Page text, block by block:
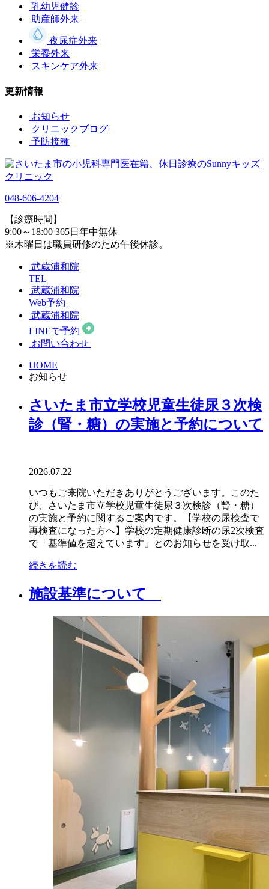
乳幼児健診
助産師外来
夜尿症外来
栄養外来
スキンケア外来
更新情報
お知らせ
クリニックブログ
予防接種
048-606-4204
【診療時間】
9:00～18:00 365日年中無休
※木曜日は職員研修のため午後休診。
武蔵浦和院
TEL
武蔵浦和院
Web予約
武蔵浦和院
LINEで予約
お問い合わせ
HOME
お知らせ
さいたま市立学校児童生徒尿３次検
診（腎・糖）の実施と予約について
2026.07.22
いつもご来院いただきありがとうございます。このた
び、さいたま市立学校児童生徒尿３次検診（腎・糖）
の実施と予約に関するご案内です。【学校の尿検査で
再検査になった方へ】学校の定期健康診断の尿2次検査
で「基準値を超えています」とのお知らせを受け取...
続きを読む
施設基準について